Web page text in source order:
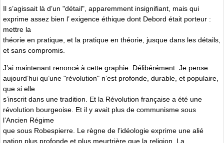
Il s’agissait là d’un "détail", apparemment insignifiant, mais qui
exprime assez bien l’ exigence éthique dont Debord était porteur :
mettre la
théorie en pratique, et la pratique en théorie, jusque dans les détails,
et sans compromis.
J’ai maintenant renoncé à cette graphie. Délibérément. Je pense
aujourd’hui qu’une "révolution" n’est profonde, durable, et populaire,
que si elle
s’inscrit dans une tradition. Et la Révolution française a été une
révolution bourgeoise. Et il y avait plus de communisme sous
l’Ancien Régime
que sous Robespierre. Le règne de l’idéologie exprime une alié
nation plus profonde et plus meurtrière que la religion. La